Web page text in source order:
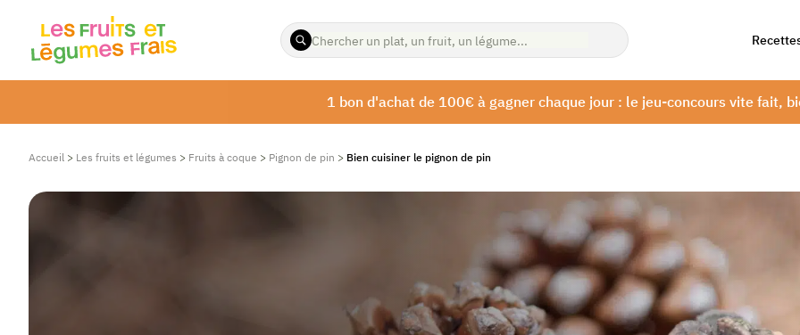
ENTREZ
LES
RECHERCHER1 bon d'achat de 100€ à gagner chaque jour : le jeu-concours vite fait,
Accueil > Les fruits et légumes > Fruits à coque > Pignon de pin > Bien cuisiner le pignon de pin